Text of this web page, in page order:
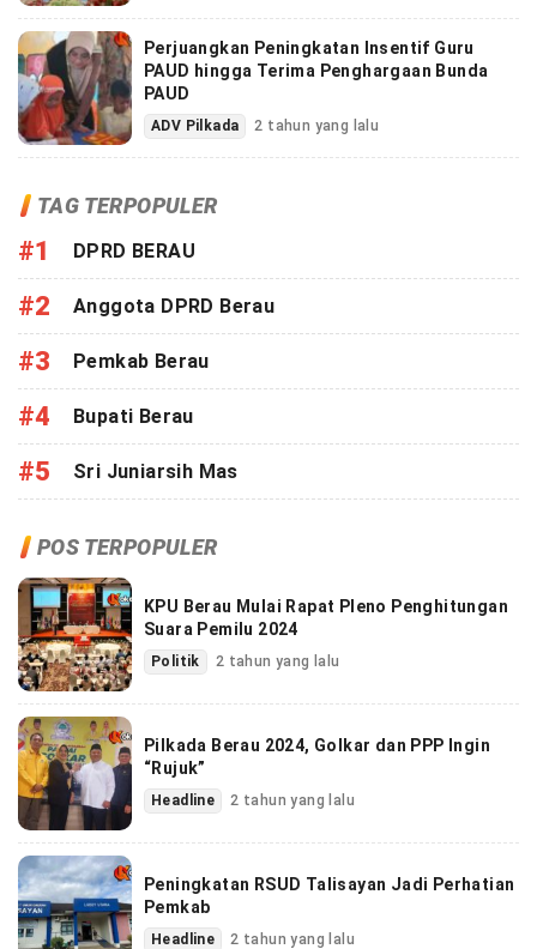
Perjuangkan Peningkatan Insentif Guru
PAUD hingga Terima Penghargaan Bunda
PAUD
ADV Pilkada 2 tahun yang lalu
TAG TERPOPULER
#1 DPRD BERAU
#2 Anggota DPRD Berau
#3 Pemkab Berau
#4 Bupati Berau
#5 Sri Juniarsih Mas
POS TERPOPULER
KPU Berau Mulai Rapat Pleno Penghitungan
Suara Pemilu 2024
Politik 2 tahun yang lalu
Pilkada Berau 2024, Golkar dan PPP Ingin
“Rujuk”
Headline 2 tahun yang lalu
Peningkatan RSUD Talisayan Jadi Perhatian
Pemkab
Headline 2 tahun yang lalu